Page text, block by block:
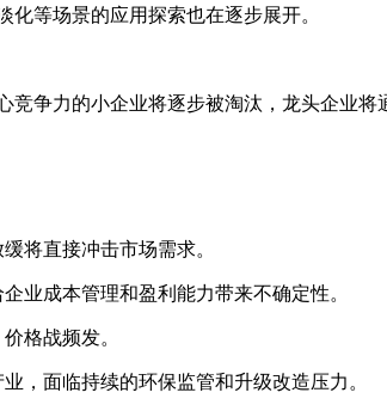
等场景的应用探索也在逐步展开。
竞争力的小企业将逐步被淘汰，龙头企业
将直接冲击市场需求。
业成本管理和盈利能力带来不确定性。
格战频发。
，面临持续的环保监管和升级改造压力。